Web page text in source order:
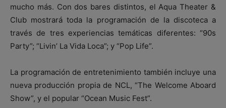
mucho más. Con dos bares distintos, el Aqua Theater &
Club mostrará toda la programación de la discoteca a
través de tres experiencias temáticas diferentes: “90s
Party”; “Livin’ La Vida Loca”; y “Pop Life”.
La programación de entretenimiento también incluye una
nueva producción propia de NCL, “The Welcome Aboard
Show”, y el popular “Ocean Music Fest”.